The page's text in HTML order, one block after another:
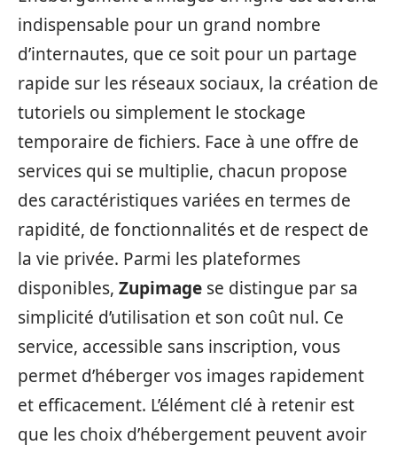
indispensable pour un grand nombre
d’internautes, que ce soit pour un partage
rapide sur les réseaux sociaux, la création de
tutoriels ou simplement le stockage
temporaire de fichiers. Face à une offre de
services qui se multiplie, chacun propose
des caractéristiques variées en termes de
rapidité, de fonctionnalités et de respect de
la vie privée. Parmi les plateformes
disponibles, Zupimage se distingue par sa
simplicité d’utilisation et son coût nul. Ce
service, accessible sans inscription, vous
permet d’héberger vos images rapidement
et efficacement. L’élément clé à retenir est
que les choix d’hébergement peuvent avoir